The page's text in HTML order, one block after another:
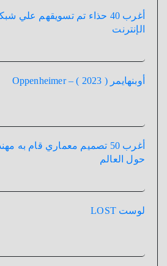
أغرب 40 حذاء تم تسويقهم علي
الإنترنت
أوبنهايمر ( 2023 ) – Oppenheimer
أغرب 50 تصميم معماري قام به
حول العالم
لوست LOST